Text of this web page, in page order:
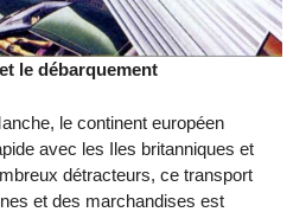
le débarquement
le continent européen
avec les Iles britanniques et
détracteurs, ce transport
et des marchandises est